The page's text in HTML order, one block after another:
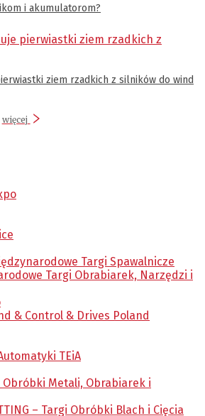
i akumulatorom?
ziem rzadkich z silników do wind
więcej